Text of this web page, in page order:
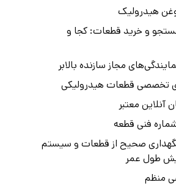
هیدرولیک
و خرید قطعات: کجا و
مجاز سازنده بالابر
تخصصی قطعات هیدرولیکی
آنلاین معتبر
فنی قطعه
صحیح از قطعات و سیستم
طول عمر
منظم